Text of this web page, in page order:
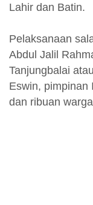
Lahir dan Batin.
Pelaksanaan
Abdul Jalil
Tanjungbalai
Eswin, pimpinan
dan ribuan